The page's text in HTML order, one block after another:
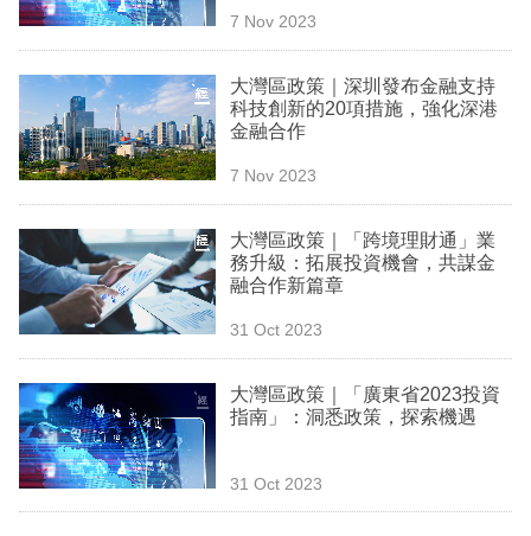
7 Nov 2023
大灣區政策｜深圳發布金融支持
科技創新的20項措施，強化深港
金融合作
7 Nov 2023
大灣區政策｜「跨境理財通」業
務升級：拓展投資機會，共謀金
融合作新篇章
31 Oct 2023
大灣區政策｜「廣東省2023投資
指南」：洞悉政策，探索機遇
31 Oct 2023